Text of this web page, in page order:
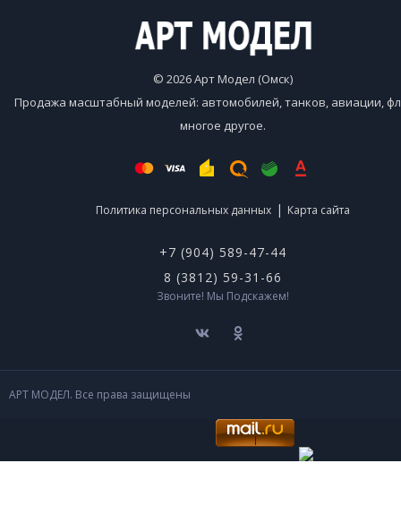
© 2026 Арт Модел (Омск)
Продажа масштабный моделей: автомобилей, танков, авиации,
многое другое.
Политика персональных данных | Карта сайта
+7 (904) 589-47-44
8 (3812) 59-31-66
Звоните! Мы Подскажем!
АРТ МОДЕЛ. Все права защищены